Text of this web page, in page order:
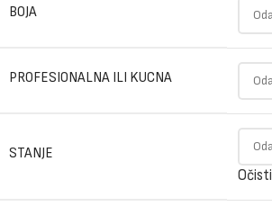
BOJA
PROFESIONALNA ILI KUCNA
STANJE
Očisti